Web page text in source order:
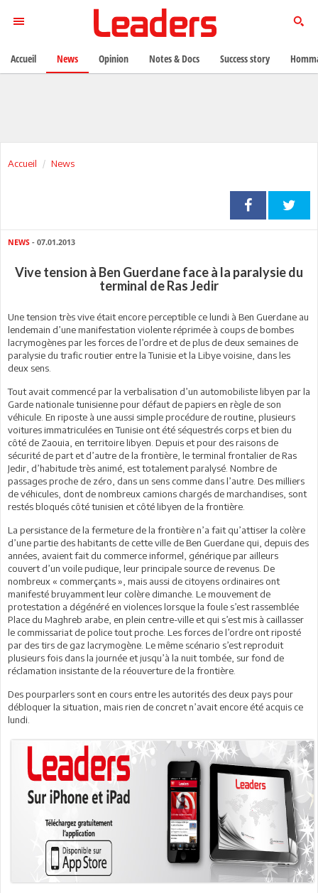
Accueil News
NEWS - 07.01.2013
Vive tension à Ben Guerdane face à la paralysie du
terminal de Ras Jedir
Une tension très vive était encore perceptible ce lundi à Ben Guerdane au
lendemain d’une manifestation violente réprimée à coups de bombes
lacrymogènes par les forces de l’ordre et de plus de deux semaines de
paralysie du trafic routier entre la Tunisie et la Libye voisine, dans les
deux sens.
Tout avait commencé par la verbalisation d’un automobiliste libyen par la
Garde nationale tunisienne pour défaut de papiers en règle de son
véhicule. En riposte à une aussi simple procédure de routine, plusieurs
voitures immatriculées en Tunisie ont été séquestrés corps et bien du
côté de Zaouia, en territoire libyen. Depuis et pour des raisons de
sécurité de part et d’autre de la frontière, le terminal frontalier de Ras
Jedir, d’habitude très animé, est totalement paralysé. Nombre de
passages proche de zéro, dans un sens comme dans l’autre. Des milliers
de véhicules, dont de nombreux camions chargés de marchandises, sont
restés bloqués côté tunisien et côté libyen de la frontière.
La persistance de la fermeture de la frontière n’a fait qu’attiser la colère
d’une partie des habitants de cette ville de Ben Guerdane qui, depuis des
années, avaient fait du commerce informel, générique par ailleurs
couvert d’un voile pudique, leur principale source de revenus. De
nombreux « commerçants », mais aussi de citoyens ordinaires ont
manifesté bruyamment leur colère dimanche. Le mouvement de
protestation a dégénéré en violences lorsque la foule s’est rassemblée
Place du Maghreb arabe, en plein centre-ville et qui s’est mis à caillasser
le commissariat de police tout proche. Les forces de l’ordre ont riposté
par des tirs de gaz lacrymogène. Le même scénario s’est reproduit
plusieurs fois dans la journée et jusqu’à la nuit tombée, sur fond de
réclamation insistante de la réouverture de la frontière.
Des pourparlers sont en cours entre les autorités des deux pays pour
débloquer la situation, mais rien de concret n’avait encore été acquis ce
lundi.
Accueil News Opinion Notes & Docs Success story